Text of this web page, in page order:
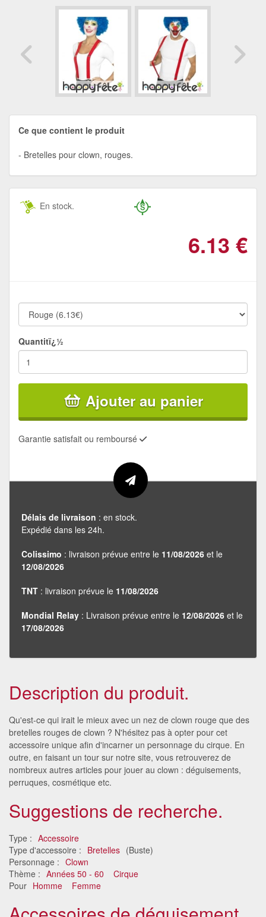
Ce que contient le produit
Bretelles pour clown, rouges.
En stock.
6.13 €
Quantitï¿½
Ajouter au panier
Garantie satisfait ou remboursé
Délais de livraison : en stock.
Expédié dans les 24h.
Colissimo : livraison prévue entre le 11/08/2026 et le
12/08/2026
TNT : livraison prévue le 11/08/2026
Mondial Relay : Livraison prévue entre le 12/08/2026 et le
17/08/2026
Description du produit.
Qu'est-ce qui irait le mieux avec un nez de clown rouge que des
bretelles rouges de clown ? N'hésitez pas à opter pour cet
accessoire unique afin d'incarner un personnage du cirque. En
outre, en faisant un tour sur notre site, vous retrouverez de
nombreux autres articles pour jouer au clown : déguisements,
perruques, cosmétique etc.
Suggestions de recherche.
Type : Accessoire
Type d'accessoire : Bretelles (Buste)
Personnage : Clown
Thème : Années 50 - 60
Cirque
Pour Homme Femme